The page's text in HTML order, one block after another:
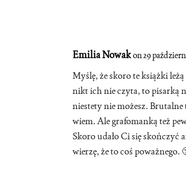
Emilia Nowakon 29
Myślę, że skoro te książki
nikt ich nie czyta, to pisarką
niestety nie możesz. Brutalne
wiem. Ale grafomanką też
Skoro udało Ci się skończyć
wierzę, że to coś poważnego.